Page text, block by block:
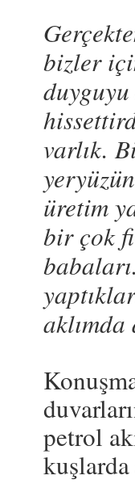
bizler
varlık.
üretim
bir çok
petrol